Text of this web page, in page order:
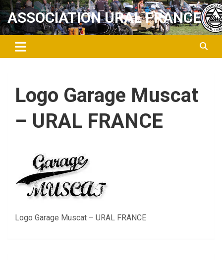
Aller
au
contenu
ASSOCIATION URAL FRANCE
Logo Garage Muscat
– URAL FRANCE
Logo Garage Muscat – URAL FRANCE